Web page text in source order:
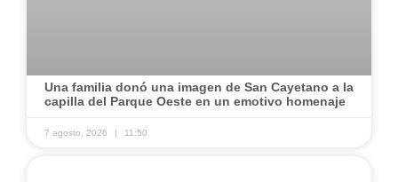
Una familia donó una imagen de San Cayetano a la
capilla del Parque Oeste en un emotivo homenaje
7 agosto, 2026 11:50